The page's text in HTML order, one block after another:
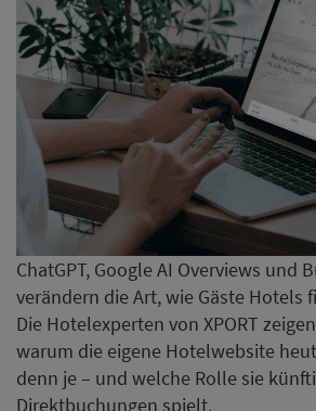
ChatGPT, Google AI Overviews und
verändern die Art, wie Gäste Hotels
Die Hotelexperten von XPORT
warum die eigene Hotelwebsite
denn je – und welche Rolle sie
Direktbuchungen spielt.
Jetzt weiterlesen
Urteil: Google
Fakeshop-Schaden
aufkommen